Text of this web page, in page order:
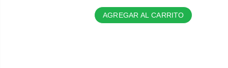
AGREGAR AL CARRITO